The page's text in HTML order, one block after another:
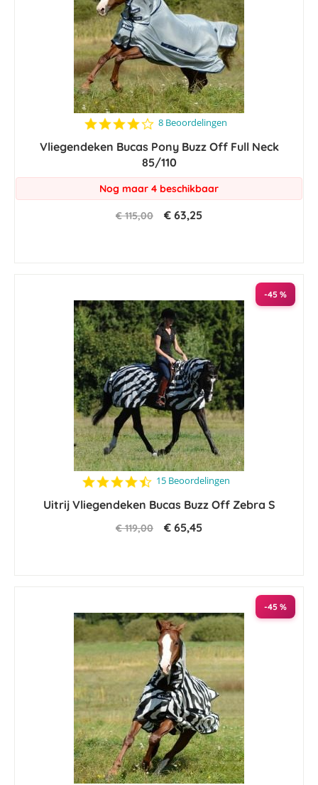
4.1
rating
8 Beoordelingen
Vliegendeken Bucas Pony Buzz Off Full Neck
85/110
Nog maar 4 beschikbaar
€ 115,00 € 63,25
-45 %
4.5
rating
15 Beoordelingen
Uitrij Vliegendeken Bucas Buzz Off Zebra S
€ 119,00 € 65,45
-45 %